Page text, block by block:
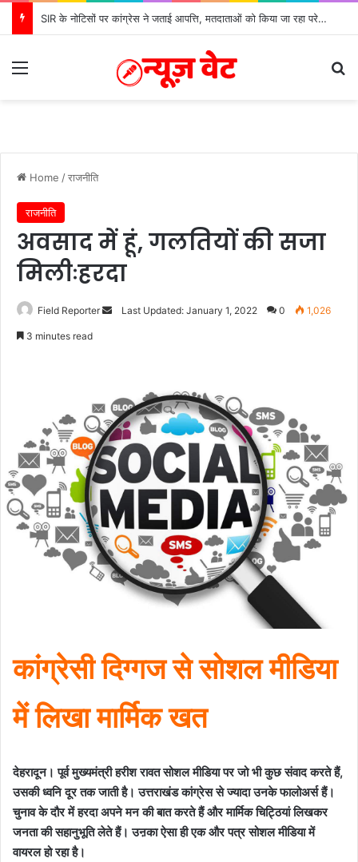
SIR के नोटिसों पर कांग्रेस ने जताई आपत्ति, मतदाताओं को किया जा रहा परेशान: बोले राष्ट्रीय प्रवक्ता आलोक शर्मा
Menu
Home /राजनीति
राजनीति
अवसाद में हूं, गलतियों की सजा
मिलीःहरदा
Field Reporter
SendLast Updated: January 1, 2022 0 1,026
3 minutes read
कांग्रेसी दिग्गज से सोशल मीडिया
में लिखा मार्मिक खत
देहरादून। पूर्व मुख्यमंत्री हरीश रावत सोशल मीडिया पर जो भी कुछ संवाद करते हैं,
उसकी ध्वनि दूर तक जाती है। उत्तराखंड कांग्रेस से ज्यादा उनके फालोअर्स हैं।
चुनाव के दौर में हरदा अपने मन की बात करते हैं और मार्मिक चिट्ठियां लिखकर
जनता की सहानुभूति लेते हैं। उऩका ऐसा ही एक और पत्र सोशल मीडिया में
वायरल हो रहा है।